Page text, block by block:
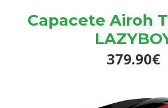
Capacete Airoh
379.90€